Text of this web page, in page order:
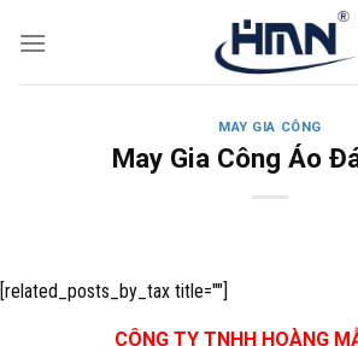
MAY GIA CÔNG
May Gia Công Áo
[related_posts_by_tax title=""]
CÔNG TY TNHH HOÀNG